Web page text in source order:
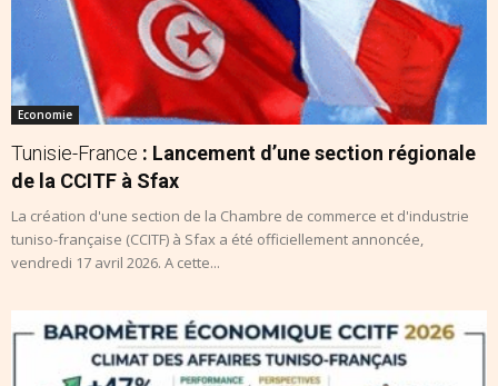
Economie
Tunisie-France : Lancement d’une section régionale
de la CCITF à Sfax
La création d'une section de la Chambre de commerce et d'industrie
tuniso-française (CCITF) à Sfax a été officiellement annoncée,
vendredi 17 avril 2026. A cette...